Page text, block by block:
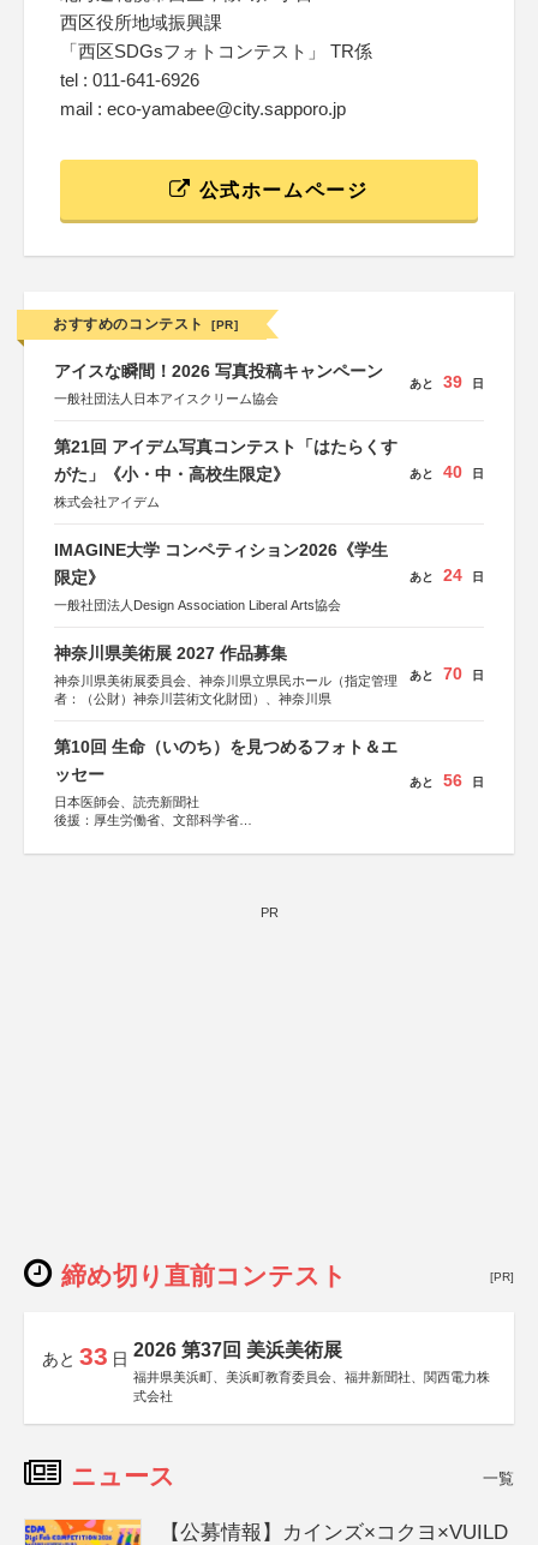
西区役所地域振興課
「西区SDGsフォトコンテスト」 TR係
tel : 011-641-6926
mail : eco-yamabee@city.sapporo.jp
公式ホームページ
おすすめのコンテスト [PR]
アイスな瞬間！2026 写真投稿キャンペーン
一般社団法人日本アイスクリーム協会
あと 39 日
第21回 アイデム写真コンテスト「はたらくす
がた」《小・中・高校生限定》
株式会社アイデム
あと 40 日
IMAGINE大学 コンペティション2026《学生
限定》
一般社団法人Design Association Liberal Arts協会
あと 24 日
神奈川県美術展 2027 作品募集
神奈川県美術展委員会、神奈川県立県民ホール（指定管理
者：（公財）神奈川芸術文化財団）、神奈川県
あと 70 日
第10回 生命（いのち）を見つめるフォト＆エ
ッセー
日本医師会、読売新聞社
後援：厚生労働省、文部科学省
しん生命保険株式会社
あと 56 日
PR
締め切り直前コンテスト [PR]
あと 33 日 2026 第37回 美浜美術展
福井県美浜町、美浜町教育委員会、福井新聞社、関西電力株
式会社
ニュース 一覧
【公募情報】カインズ×コクヨ×VUILD